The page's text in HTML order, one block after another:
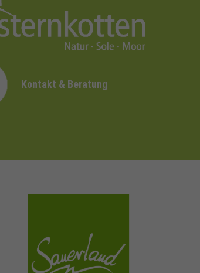
Kontakt & Beratung
sauerland.com